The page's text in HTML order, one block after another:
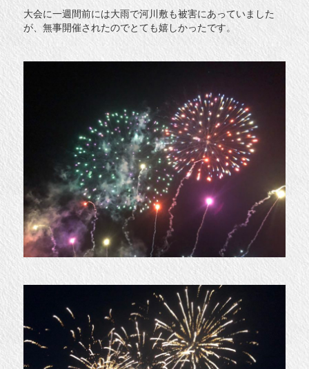
大会に一週間前には大雨で河川敷も被害にあっていました
が、無事開催されたのでとても嬉しかったです。